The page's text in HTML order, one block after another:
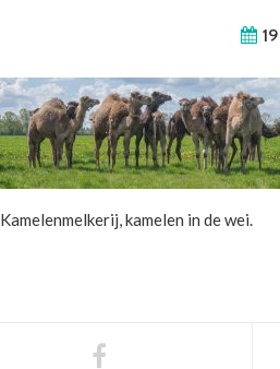
Kamelenmelkerij, kamelen in de wei.